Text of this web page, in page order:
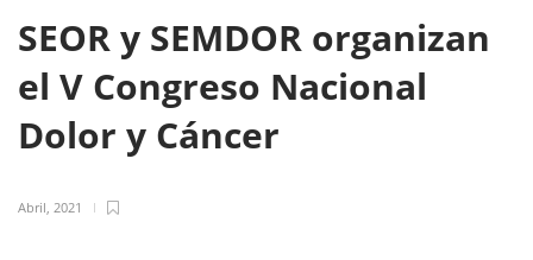
SEOR y SEMDOR organizan
el V Congreso Nacional
Dolor y Cáncer
Abril, 2021